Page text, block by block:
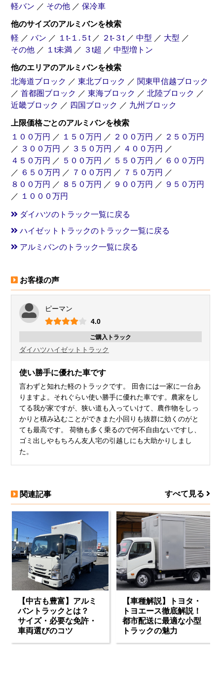
軽バン ／ その他 ／ 保冷車
他のサイズのアルミバンを検索
軽 ／ バン ／ １t-１.５t ／ ２t-３t ／ 中型 ／ 大型 ／
その他 ／ １t未満 ／ ３t超 ／ 中型増トン
他のエリアのアルミバンを検索
北海道ブロック ／ 東北ブロック ／ 関東甲信越ブロック
／ 首都圏ブロック ／ 東海ブロック ／ 北陸ブロック ／
近畿ブロック ／ 四国ブロック ／ 九州ブロック
上限価格ごとのアルミバンを検索
１００万円 ／ １５０万円 ／ ２００万円 ／ ２５０万円
／ ３００万円 ／ ３５０万円 ／ ４００万円 ／
４５０万円 ／ ５００万円 ／ ５５０万円 ／ ６００万円
／ ６５０万円 ／ ７００万円 ／ ７５０万円 ／
８００万円 ／ ８５０万円 ／ ９００万円 ／ ９５０万円
／ １０００万円
ダイハツのトラック一覧に戻る
ハイゼットトラックのトラック一覧に戻る
アルミバンのトラック一覧に戻る
お客様の声
ピーマン
4.0
ご購入トラック
ダイハツハイゼットトラック
使い勝手に優れた車です
言わずと知れた軽のトラックです。 田舎には一家に一台あ
りますよ。それぐらい使い勝手に優れた車です。農家をし
てる我が家ですが、狭い道も入っていけて、農作物をしっ
かりと積み込むことができまた小回りも抜群に効くのがと
ても最高です。 荷物も多く乗るので何不自由ないですし、
ゴミ出しやもちろん友人宅の引越しにも大助かりしまし
た。
関連記事 すべて見る
【中古も豊富】アルミ
バントラックとは？
サイズ・必要な免許・
車両選びのコツ
【車種解説】トヨタ・
トヨエース徹底解説！
都市配送に最適な小型
トラックの魅力